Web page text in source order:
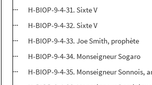
H-BIOP-9-4-31. Sixte V
H-BIOP-9-4-32. Sixte V
H-BIOP-9-4-33. Joe Smith, prophète
H-BIOP-9-4-34. Monseigneur Sogaro
H-BIOP-9-4-35. Monseigneur Sonnois,